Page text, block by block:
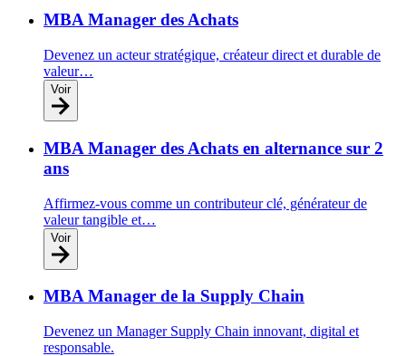
MBA Manager des Achats
Devenez un acteur stratégique, créateur direct et durable de
valeur…
Voir
MBA Manager des Achats en alternance sur 2
ans
Affirmez-vous comme un contributeur clé, générateur de
valeur tangible et…
Voir
MBA Manager de la Supply Chain
Devenez un Manager Supply Chain innovant, digital et
responsable.